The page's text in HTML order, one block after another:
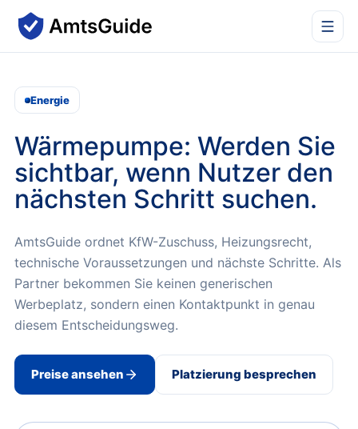
Energie
Wärmepumpe: Werden Sie
sichtbar, wenn Nutzer den
nächsten Schritt suchen.
AmtsGuide ordnet KfW-Zuschuss, Heizungsrecht,
technische Voraussetzungen und nächste Schritte. Als
Partner bekommen Sie keinen generischen
Werbeplatz, sondern einen Kontaktpunkt in genau
diesem Entscheidungsweg.
Preise ansehen Platzierung besprechen